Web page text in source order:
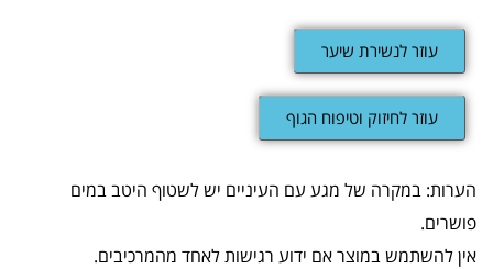
עוזר לנשירת שיער
עוזר לחיזוק וטיפוח הגוף
הערות: במקרה של מגע עם העיניים יש לשטוף היטב במים
פושרים.
אין להשתמש במוצר אם ידוע רגישות לאחד מהמרכיבים.